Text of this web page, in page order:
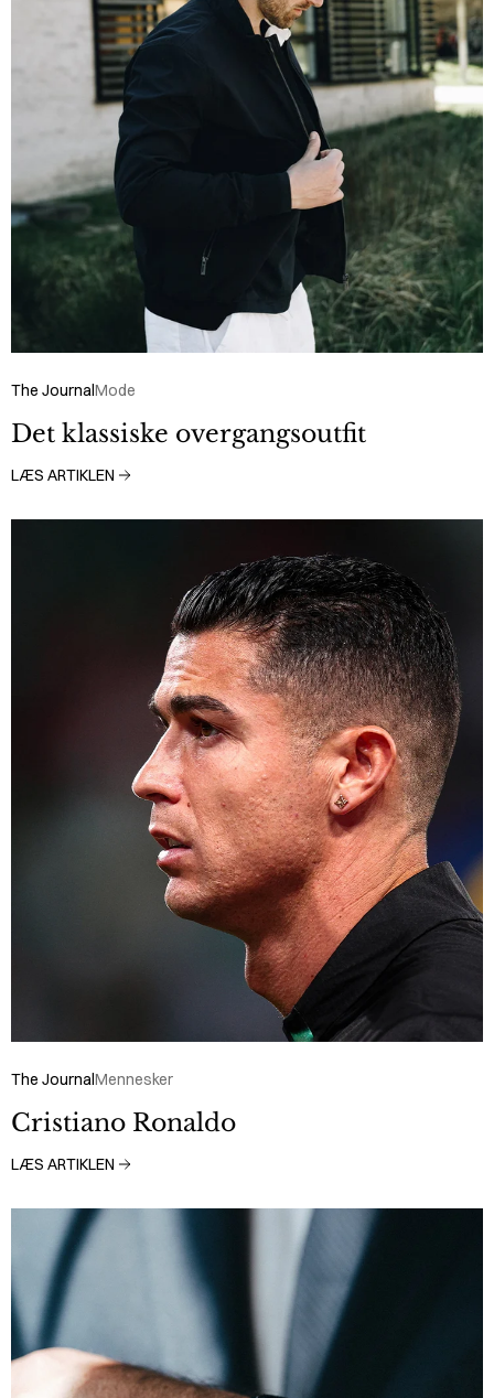
The JournalMode
Det klassiske overgangsoutfit
LÆS ARTIKLEN
The JournalMennesker
Cristiano Ronaldo
LÆS ARTIKLEN